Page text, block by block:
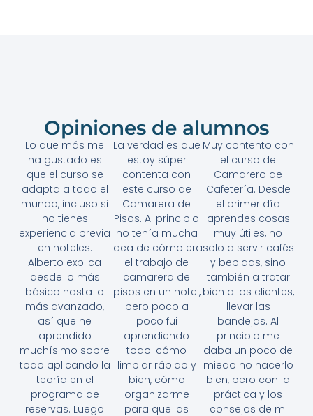
Opiniones de alumnos
Lo que más me
ha gustado es
que el curso se
adapta a todo el
mundo, incluso si
no tienes
experiencia previa
en hoteles.
Alberto explica
desde lo más
básico hasta lo
más avanzado,
así que he
aprendido
muchísimo sobre
todo aplicando la
teoría en el
programa de
reservas. Luego
La verdad es que
estoy súper
contenta con
este curso de
Camarera de
Pisos. Al principio
no tenía mucha
idea de cómo era
el trabajo de
camarera de
pisos en un hotel,
pero poco a
poco fui
aprendiendo
todo: cómo
limpiar rápido y
bien, cómo
organizarme
para que las
Muy contento con
el curso de
Camarero de
Cafetería. Desde
el primer día
aprendes cosas
muy útiles, no
solo a servir cafés
y bebidas, sino
también a tratar
bien a los clientes,
llevar las
bandejas. Al
principio me
daba un poco de
miedo no hacerlo
bien, pero con la
práctica y los
consejos de mi